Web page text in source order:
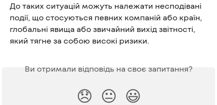
До таких ситуацій можуть належати несподівані
події, що стосуються певних компаній або країн,
глобальні явища або звичайний вихід звітності,
який тягне за собою високі ризики.
Ви отримали відповідь на своє запитання?
😞 😐 😃